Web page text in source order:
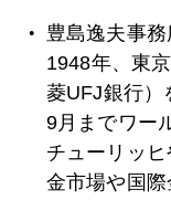
2012年09月27
2012年09月26
豊島逸夫事務
1948年、東
菱UFJ銀行）
9月までワー
チューリッ
金市場や国